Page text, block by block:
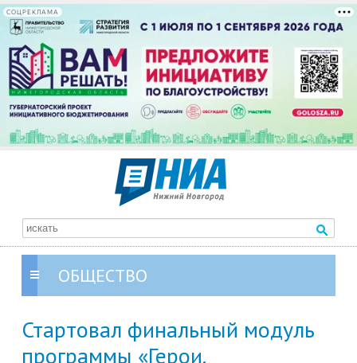
СОЦРЕКЛАМА
ОБЩЕСТВО
Стартовал финальный модуль
программы «Герои.